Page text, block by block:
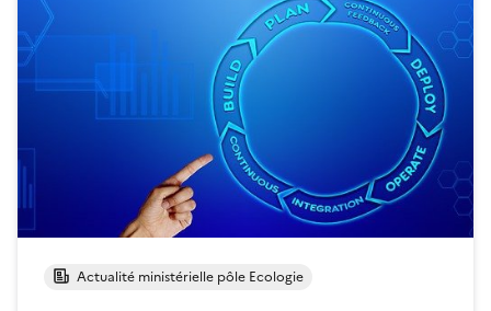
Actualité ministérielle pôle Ecologie